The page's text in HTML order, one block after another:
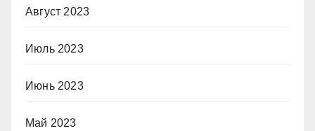
Август 2023
Июль 2023
Июнь 2023
Май 2023